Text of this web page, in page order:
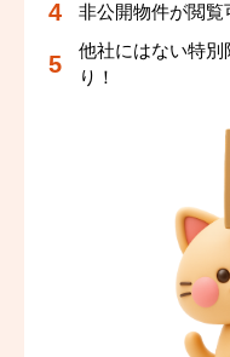
非公開物件が閲覧
他社にはない特
り！